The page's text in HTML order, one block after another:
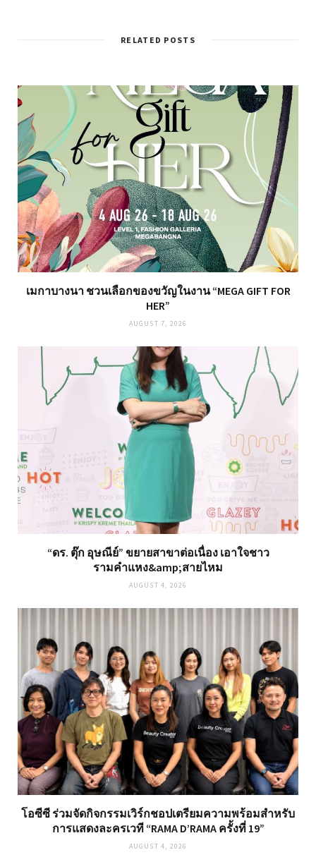
RELATED POSTS
เมกาบางนา ชวนเลือกของขวัญในงาน “MEGA GIFT FOR
HER”
AUGUST 7, 2026
“ดร. ตุ๊ก อุษณีย์” ขยายสาขาต่อเนื่อง เอาใจชาว
รามคำแหง&amp;สายไหม
AUGUST 4, 2026
โอซีซี ร่วมจัดกิจกรรมเวิร์กชอปเตรียมความพร้อมสำหรับ
การแสดงละครเวที “RAMA D’RAMA ครั้งที่ 19”
AUGUST 4, 2026